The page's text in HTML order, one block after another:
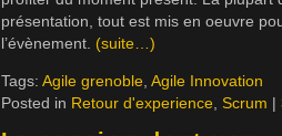
présentation, tout est mis en oeuvre
l’évènement. (suite…)
Tags: Agile grenoble Agile Innovation
Posted in Retour d'experience Scrum |